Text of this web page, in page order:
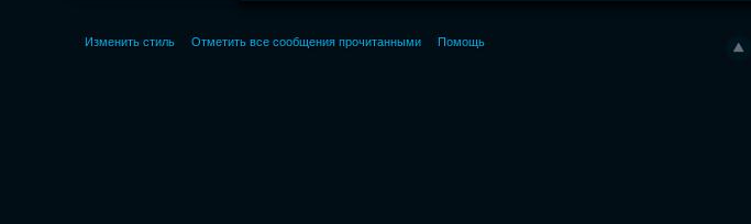
Изменить стиль Отметить все сообщения прочитанными Помощь